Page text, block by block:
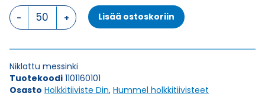
DIN
46320-
Ms
16
HOLKKITIIVISTE
määrä
Lisää ostoskoriin
Niklattu messinki
Tuotekoodi 1101160101
Osasto Holkkitiiviste Din, Hummel holkkitiivisteet